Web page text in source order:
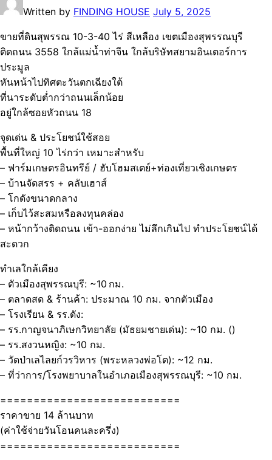
Written by FINDING HOUSE July 5, 2025
ขายที่ดินสุพรรณ 10-3-40 ไร่ สีเหลือง เขตเมืองสุพรรณบุรี
ติดถนน 3558 ใกล้แม่น้ำท่าจีน ใกล้บริษัทสยามอินเตอร์การ
ประมูล
หันหน้าไปทิศตะวันตกเฉียงใต้
ที่นาระดับต่ำกว่าถนนเล็กน้อย
อยู่ใกล้ซอยหัวถนน 18
จุดเด่น & ประโยชน์ใช้สอย
พื้นที่ใหญ่ 10 ไร่กว่า เหมาะสำหรับ
– ฟาร์มเกษตรอินทรีย์ / ฮับโฮมสเตย์+ท่องเที่ยวเชิงเกษตร
– บ้านจัดสรร + คลับเฮาส์
– โกดังขนาดกลาง
– เก็บไว้สะสมหรือลงทุนคล่อง
– หน้ากว้างติดถนน เข้า-ออกง่าย ไม่ลึกเกินไป ทำประโยชน์ได้
สะดวก
ทำเลใกล้เคียง
– ตัวเมืองสุพรรณบุรี: ~10 กม.
– ตลาดสด & ร้านค้า: ประมาณ 10 กม. จากตัวเมือง
– โรงเรียน & รร.ดัง:
– รร.กาญจนาภิเษกวิทยาลัย (มัธยมชายเด่น): ~10 กม. ()
– รร.สงวนหญิง: ~10 กม.
– วัดป่าเลไลยก์วรวิหาร (พระหลวงพ่อโต): ~12 กม.
– ที่ว่าการ/โรงพยาบาลในอำเภอเมืองสุพรรณบุรี: ~10 กม.
===========================
ราคาขาย 14 ล้านบาท
(ค่าใช้จ่ายวันโอนคนละครึ่ง)
===========================